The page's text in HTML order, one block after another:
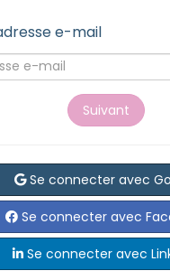
e-mail
Suivant
Se connecter avec
Se connecter avec
Se connecter avec